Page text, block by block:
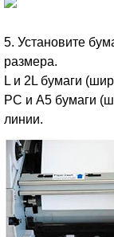
5. Установите
размера.
L и 2L бумаги
РС и А5 бумаги
линии.